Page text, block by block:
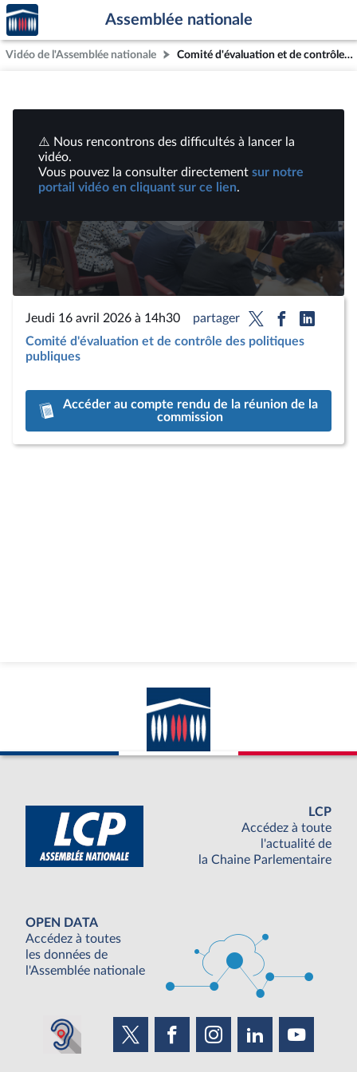
Aller au contenu
Aller en bas de la page
Accèder
à la
page
d'accueil
Assemblée nationale
Vidéo de l'Assemblée nationale Comité d'évaluation et de contrôle : Évaluation des politiques de santé environnementale | Vidéos
Lire
vidéo
⚠️ Nous rencontrons des difficultés à lancer la
vidéo.
Vous pouvez la consulter directement sur notre
portail vidéo en cliquant sur ce lien.
Jeudi 16 avril 2026 à 14h30
partager
Comité d'évaluation et de contrôle des politiques
publiques
Accéder au compte rendu de la réunion de la
commission
LCP
Accédez à toute
l'actualité de
la Chaine Parlementaire
OPEN DATA
Accédez à toutes
les données de
l'Assemblée nationale